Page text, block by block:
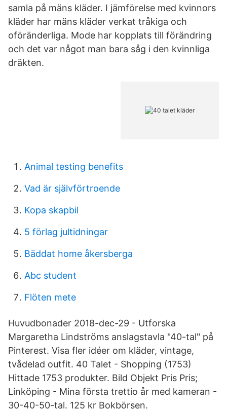
samla på mäns kläder. I jämförelse med kvinnors
kläder har mäns kläder verkat tråkiga och
oföränderliga. Mode har kopplats till förändring
och det var något man bara såg i den kvinnliga
dräkten.
Animal testing benefits
Vad är självförtroende
Kopa skapbil
5 förlag jultidningar
Bäddat home åkersberga
Abc student
Flöten mete
Huvudbonader 2018-dec-29 - Utforska
Margaretha Lindströms anslagstavla "40-tal" på
Pinterest. Visa fler idéer om kläder, vintage,
tvådelad outfit. 40 Talet - Shopping (1753)
Hittade 1753 produkter. Bild Objekt Pris Pris;
Linköping - Mina första trettio år med kameran -
30-40-50-tal. 125 kr Bokbörsen.